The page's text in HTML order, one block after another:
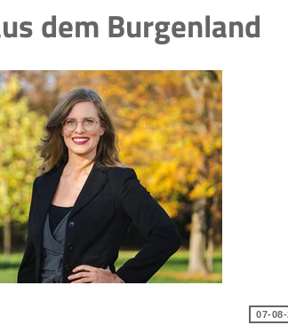
dem Burgenland
07-